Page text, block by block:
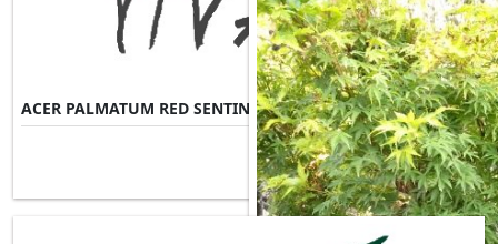
ACER PALMATUM RED SENTINEL
Misure Disponibili ►